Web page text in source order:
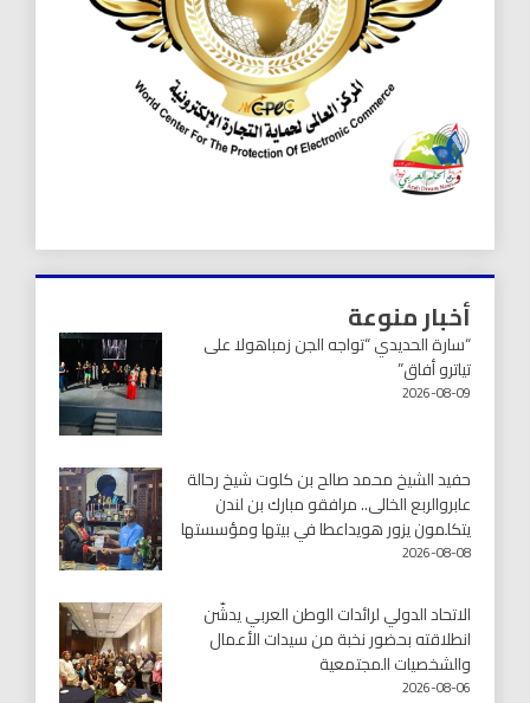
أخبار منوعة
“سارة الحديدي “تواجه الجن زمباهولا على
تياترو أفاق”
2026-08-09
حفيد الشيخ محمد صالح بن كلوت شيخ رحالة
عابروالربع الخالى.. مرافقو مبارك بن لندن
يتكلمون يزور هويداعطا في بيتها ومؤسستها
2026-08-08
الاتحاد الدولي لرائدات الوطن العربي يدشّن
انطلاقته بحضور نخبة من سيدات الأعمال
والشخصيات المجتمعية
2026-08-06